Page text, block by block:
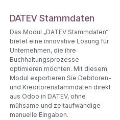
DATEV Stammdaten
Das Modul „DATEV Stammdaten“
bietet eine innovative Lösung für
Unternehmen, die ihre
Buchhaltungsprozesse
optimieren möchten. Mit diesem
Modul exportieren Sie Debitoren-
und Kreditorenstammdaten direkt
aus Odoo in DATEV, ohne
mühsame und zeitaufwändige
manuelle Eingaben.